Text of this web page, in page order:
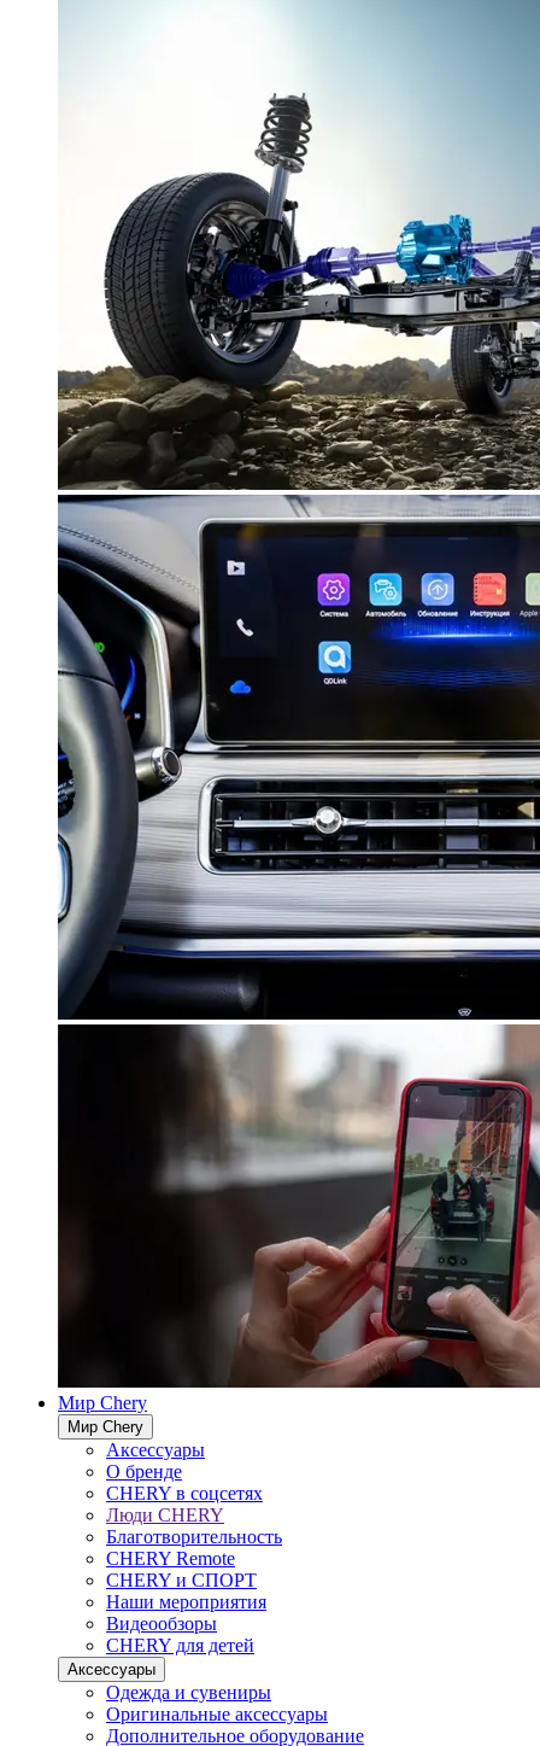
Мир Chery
Мир Chery
Аксессуары
О бренде
CHERY в соцсетях
Люди CHERY
Благотворительность
CHERY Remote
CHERY и СПОРТ
Наши мероприятия
Видеообзоры
CHERY для детей
Аксессуары
Одежда и сувениры
Оригинальные аксессуары
Дополнительное оборудование